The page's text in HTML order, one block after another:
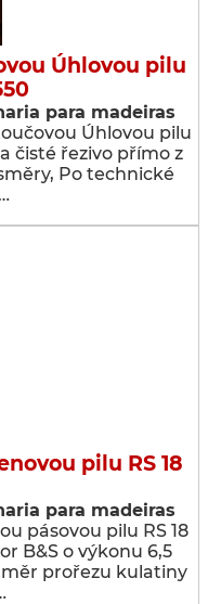
Úhlovou pilu
para madeiras
Úhlovou pilu
čisté řezivo přímo z
Po technické
pilu RS 18
para madeiras
pásovou pilu RS 18
B&S o výkonu 6,5
prořezu kulatiny